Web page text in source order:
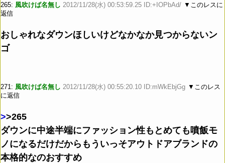
265: 風吹けば名無し 2012/11/28(水) 00:53:59.25 ID:+IOPbAd/ ▼このレスに
返信
おしゃれなダウンほしいけどなかなか見つからないン
ゴ
271: 風吹けば名無し 2012/11/28(水) 00:55:20.10 ID:mWkEbjGg ▼このレス
に返信
>>265
ダウンに中途半端にファッション性もとめても噴飯モ
ノになるだけだからもういっそアウトドアブランドの
本格的なのおすすめ